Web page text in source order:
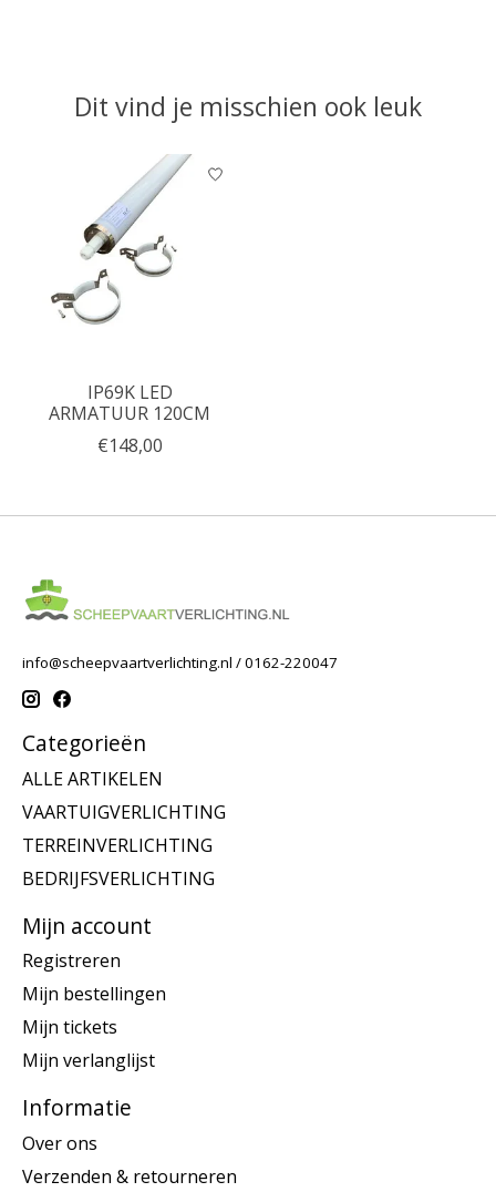
Dit vind je misschien ook leuk
Items van productcarrousel
IP69K LED
ARMATUUR 120CM
€148,00
info@scheepvaartverlichting.nl / 0162-220047
Categorieën
ALLE ARTIKELEN
VAARTUIGVERLICHTING
TERREINVERLICHTING
BEDRIJFSVERLICHTING
Mijn account
Registreren
Mijn bestellingen
Mijn tickets
Mijn verlanglijst
Informatie
Over ons
Verzenden & retourneren